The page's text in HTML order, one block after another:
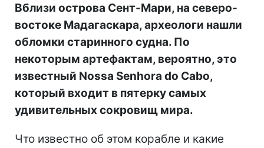
Вблизи острова Сент-Мари, на северо-
востоке Мадагаскара, археологи нашли
обломки старинного судна. По
некоторым артефактам, вероятно, это
известный Nossa Senhora do Cabo,
который входит в пятерку самых
удивительных сокровищ мира.
Что известно об этом корабле и какие